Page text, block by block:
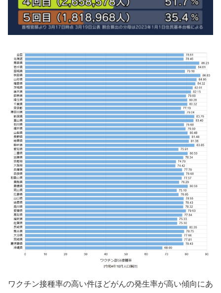
ワクチン接種率の高い件ほどがんの発生率が高い傾向にあ